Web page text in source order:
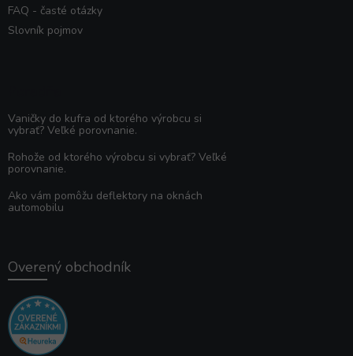
FAQ - časté otázky
Slovník pojmov
Vaničky do kufra od ktorého výrobcu si
vybrať? Veľké porovnanie.
Rohože od ktorého výrobcu si vybrať? Veľké
porovnanie.
Ako vám pomôžu deflektory na oknách
automobilu
Overený obchodník